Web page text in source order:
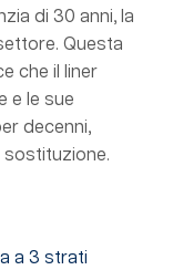
di 30 anni, la
Questa
che il liner
e le sue
decenni,
a 3 strati